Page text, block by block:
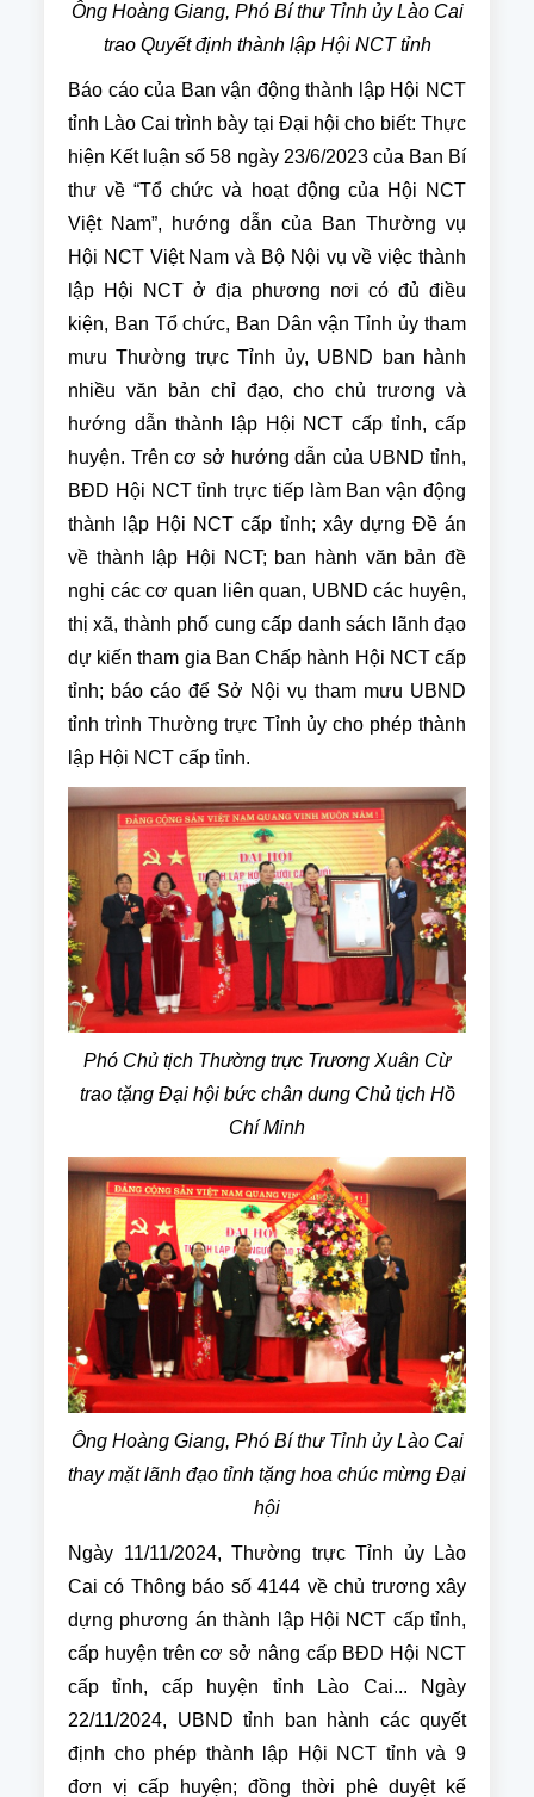
Ông Hoàng Giang, Phó Bí thư Tỉnh ủy Lào Cai
trao Quyết định thành lập Hội NCT tỉnh
Báo cáo của Ban vận động thành lập Hội NCT
tỉnh Lào Cai trình bày tại Đại hội cho biết: Thực
hiện Kết luận số 58 ngày 23/6/2023 của Ban Bí
thư về “Tổ chức và hoạt động của Hội NCT
Việt Nam”, hướng dẫn của Ban Thường vụ
Hội NCT Việt Nam và Bộ Nội vụ về việc thành
lập Hội NCT ở địa phương nơi có đủ điều
kiện, Ban Tổ chức, Ban Dân vận Tỉnh ủy tham
mưu Thường trực Tỉnh ủy, UBND ban hành
nhiều văn bản chỉ đạo, cho chủ trương và
hướng dẫn thành lập Hội NCT cấp tỉnh, cấp
huyện. Trên cơ sở hướng dẫn của UBND tỉnh,
BĐD Hội NCT tỉnh trực tiếp làm Ban vận động
thành lập Hội NCT cấp tỉnh; xây dựng Đề án
về thành lập Hội NCT; ban hành văn bản đề
nghị các cơ quan liên quan, UBND các huyện,
thị xã, thành phố cung cấp danh sách lãnh đạo
dự kiến tham gia Ban Chấp hành Hội NCT cấp
tỉnh; báo cáo để Sở Nội vụ tham mưu UBND
tỉnh trình Thường trực Tỉnh ủy cho phép thành
lập Hội NCT cấp tỉnh.
Phó Chủ tịch Thường trực Trương Xuân Cừ
trao tặng Đại hội bức chân dung Chủ tịch Hồ
Chí Minh
Ông Hoàng Giang, Phó Bí thư Tỉnh ủy Lào Cai
thay mặt lãnh đạo tỉnh tặng hoa chúc mừng Đại
hội
Ngày 11/11/2024, Thường trực Tỉnh ủy Lào
Cai có Thông báo số 4144 về chủ trương xây
dựng phương án thành lập Hội NCT cấp tỉnh,
cấp huyện trên cơ sở nâng cấp BĐD Hội NCT
cấp tỉnh, cấp huyện tỉnh Lào Cai... Ngày
22/11/2024, UBND tỉnh ban hành các quyết
định cho phép thành lập Hội NCT tỉnh và 9
đơn vị cấp huyện; đồng thời phê duyệt kế